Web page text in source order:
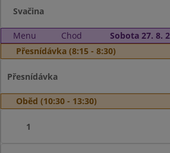
Svačina
Menu Chod
Sobota 27. 8.
Přesnídávka (8:15 - 8:30)
Přesnídávka
Oběd (10:30 - 13:30)
1